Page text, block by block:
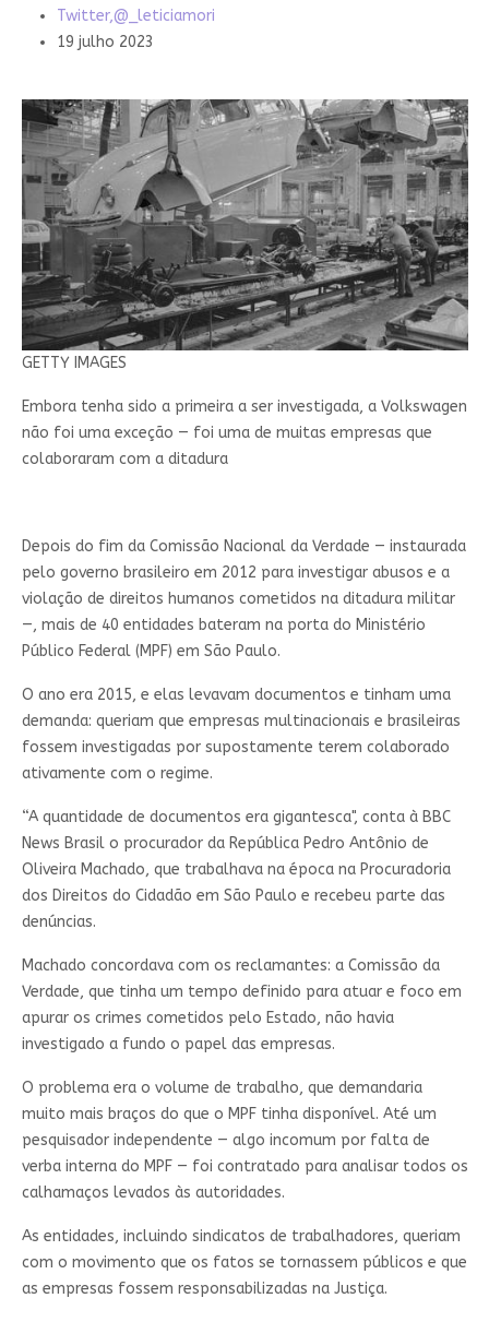
Twitter,@_leticiamori
19 julho 2023
GETTY IMAGES
Embora tenha sido a primeira a ser investigada, a Volkswagen
não foi uma exceção — foi uma de muitas empresas que
colaboraram com a ditadura
Depois do fim da Comissão Nacional da Verdade — instaurada
pelo governo brasileiro em 2012 para investigar abusos e a
violação de direitos humanos cometidos na ditadura militar
—, mais de 40 entidades bateram na porta do Ministério
Público Federal (MPF) em São Paulo.
O ano era 2015, e elas levavam documentos e tinham uma
demanda: queriam que empresas multinacionais e brasileiras
fossem investigadas por supostamente terem colaborado
ativamente com o regime.
“A quantidade de documentos era gigantesca", conta à BBC
News Brasil o procurador da República Pedro Antônio de
Oliveira Machado, que trabalhava na época na Procuradoria
dos Direitos do Cidadão em São Paulo e recebeu parte das
denúncias.
Machado concordava com os reclamantes: a Comissão da
Verdade, que tinha um tempo definido para atuar e foco em
apurar os crimes cometidos pelo Estado, não havia
investigado a fundo o papel das empresas.
O problema era o volume de trabalho, que demandaria
muito mais braços do que o MPF tinha disponível. Até um
pesquisador independente — algo incomum por falta de
verba interna do MPF — foi contratado para analisar todos os
calhamaços levados às autoridades.
As entidades, incluindo sindicatos de trabalhadores, queriam
com o movimento que os fatos se tornassem públicos e que
as empresas fossem responsabilizadas na Justiça.